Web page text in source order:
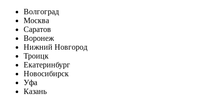
Волгоград
Москва
Саратов
Воронеж
Нижний Новгород
Троицк
Екатеринбург
Новосибирск
Уфа
Казань